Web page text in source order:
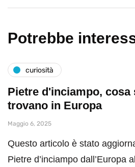
Potrebbe
curiosità
Pietre d'inciampo, cosa
trovano in Europa
Maggio 6, 2025
Questo articolo è stato
Pietre d’inciampo dall’Europa